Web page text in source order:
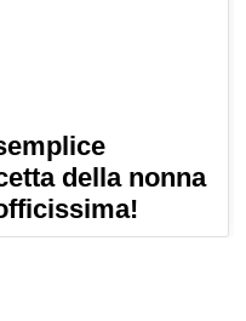
della nonna